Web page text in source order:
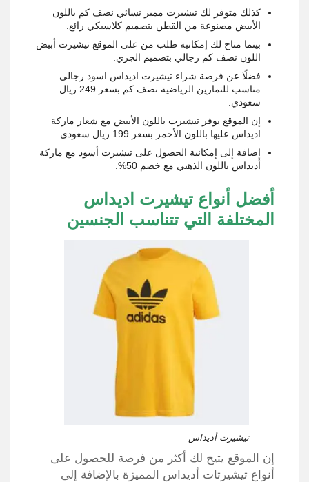
كذلك متوفر لك تيشيرت مميز نسائي نصف كم باللون
الأبيض مصنوعة من القطن بتصميم كلاسيكي رائع.
بينما متاح لك إمكانية طلب من على الموقع تيشيرت أبيض
اللون نصف كم رجالي بتصميم الجري.
فضلًا عن فرصة شراء تيشيرت اديداس اسود رجالي
مناسب للتمارين الرياضية نصف كم بسعر 249 ريال
سعودي.
إن الموقع يوفر تيشيرت باللون الأبيض مع شعار ماركة
اديداس عليها باللون الأحمر بسعر 199 ريال سعودي.
إضافة إلى إمكانية الحصول على تيشيرت أسود مع ماركة
أديداس باللون الذهبي مع خصم 50%.
أفضل أنواع تيشيرت اديداس
المختلفة التي تتناسب الجنسين
تيشيرت أديداس
إن الموقع يتيح لك أكثر من فرصة للحصول على
أنواع تيشيرتات أديداس المميزة بالإضافة إلى